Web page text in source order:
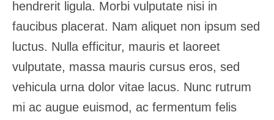
hendrerit ligula. Morbi vulputate nisi in
faucibus placerat. Nam aliquet non ipsum sed
luctus. Nulla efficitur, mauris et laoreet
vulputate, massa mauris cursus eros, sed
vehicula urna dolor vitae lacus. Nunc rutrum
mi ac augue euismod, ac fermentum felis